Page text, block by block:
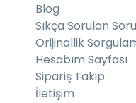
Blog
Sıkça Sorulan
Orijinallik
Hesabım Sayfası
Sipariş Takip
İletişim